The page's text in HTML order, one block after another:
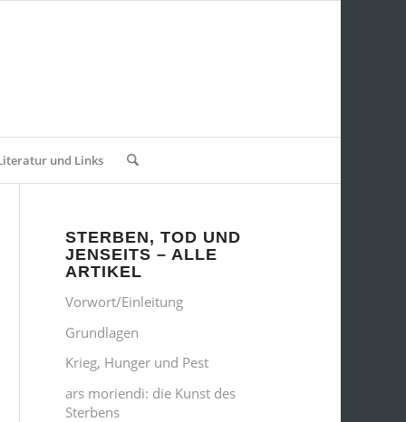
und Links
STERBEN, TOD UND
JENSEITS – ALLE
ARTIKEL
Vorwort/Einleitung
Grundlagen
Krieg, Hunger und Pest
ars moriendi: die Kunst des
Sterbens